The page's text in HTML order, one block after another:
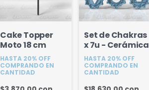
Cake Topper
Moto 18 cm
HASTA 20% OFF
COMPRANDO EN
CANTIDAD
Set de Chakras
x 7u - Cerámica
HASTA 20% OFF
COMPRANDO EN
CANTIDAD